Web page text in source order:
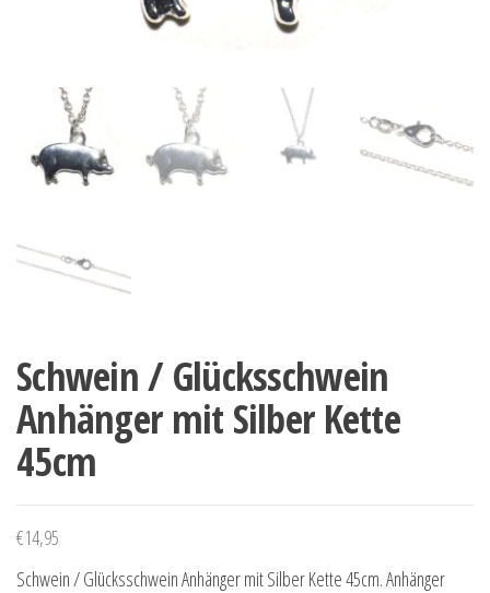
Schwein / Glücksschwein
Anhänger mit Silber Kette
45cm
€14,95
Schwein / Glücksschwein Anhänger mit Silber Kette 45cm. Anhänger